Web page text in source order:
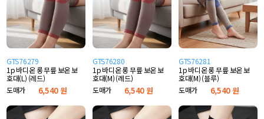
GTS76279
1p 바디온 롱 무릎 보온 보
호대(L) (레드)
도매가
6,540 원
GTS76280
1p 바디온 롱 무릎 보온 보
호대(M) (레드)
도매가
6,540 원
GTS76281
1p 바디온 롱 무릎 보온 보
호대(M) (블루)
도매가
6,540 원